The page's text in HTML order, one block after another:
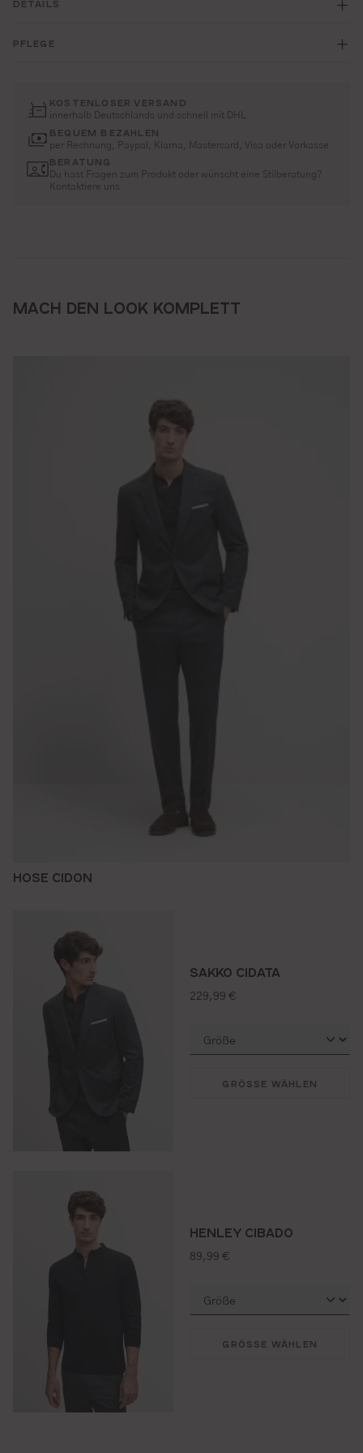
DETAILS
PFLEGE
KOSTENLOSER VERSAND
innerhalb Deutschlands und schnell mit DHL
BEQUEM BEZAHLEN
per Rechnung, Paypal, Klarna, Mastercard, Visa oder Vorkasse
BERATUNG
Du hast Fragen zum Produkt oder wünscht eine Stilberatung?
Kontaktiere uns
MACH DEN LOOK KOMPLETT
HOSE CIDON
SAKKO CIDATA
regulärer preis:
229,99 €
GRÖSSE WÄHLEN
HENLEY CIBADO
regulärer preis:
89,99 €
GRÖSSE WÄHLEN